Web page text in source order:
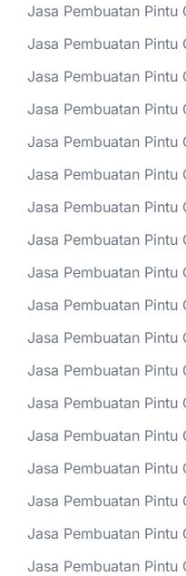
Jasa Pembuatan Pintu
Jasa Pembuatan Pintu
Jasa Pembuatan Pintu
Jasa Pembuatan Pintu
Jasa Pembuatan Pintu
Jasa Pembuatan Pintu
Jasa Pembuatan Pintu
Jasa Pembuatan Pintu
Jasa Pembuatan Pintu
Jasa Pembuatan Pintu
Jasa Pembuatan Pintu
Jasa Pembuatan Pintu
Jasa Pembuatan Pintu
Jasa Pembuatan Pintu
Jasa Pembuatan Pintu
Jasa Pembuatan Pintu
Jasa Pembuatan Pintu
Jasa Pembuatan Pintu